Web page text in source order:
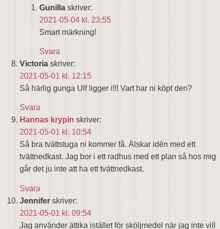
Gunilla skriver:
2021-05-04 kl. 23:55
Smart märkning!
Svara
Victoria skriver:
2021-05-01 kl. 12:15
Så härlig gunga Ulf ligger i!!! Vart har ni köpt den?
Svara
Hannas krypin skriver:
2021-05-01 kl. 10:54
Så bra tvättstuga ni kommer få. Älskar idén med ett
tvättnedkast. Jag bor i ett radhus med ett plan så hos mig
går det ju inte att ha ett tvättnedkast.
Svara
Jennifer skriver:
2021-05-01 kl. 09:54
Jag använder ättika istället för sköljmedel när jag inte vill